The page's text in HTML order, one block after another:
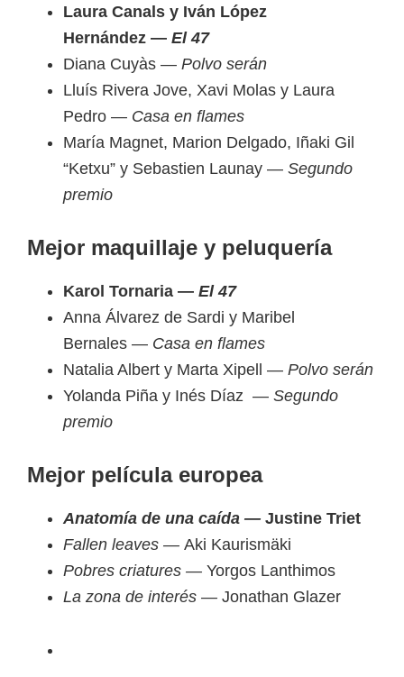
Laura Canals y Iván López
Hernández — El 47
Diana Cuyàs — Polvo serán
Lluís Rivera Jove, Xavi Molas y Laura
Pedro — Casa en flames
María Magnet, Marion Delgado, Iñaki Gil
“Ketxu” y Sebastien Launay — Segundo
premio
Mejor maquillaje y peluquería
Karol Tornaria — El 47
Anna Álvarez de Sardi y Maribel
Bernales — Casa en flames
Natalia Albert y Marta Xipell — Polvo serán
Yolanda Piña y Inés Díaz — Segundo
premio
Mejor película europea
Anatomía de una caída — Justine Triet
Fallen leaves — Aki Kaurismäki
Pobres criatures — Yorgos Lanthimos
La zona de interés — Jonathan Glazer